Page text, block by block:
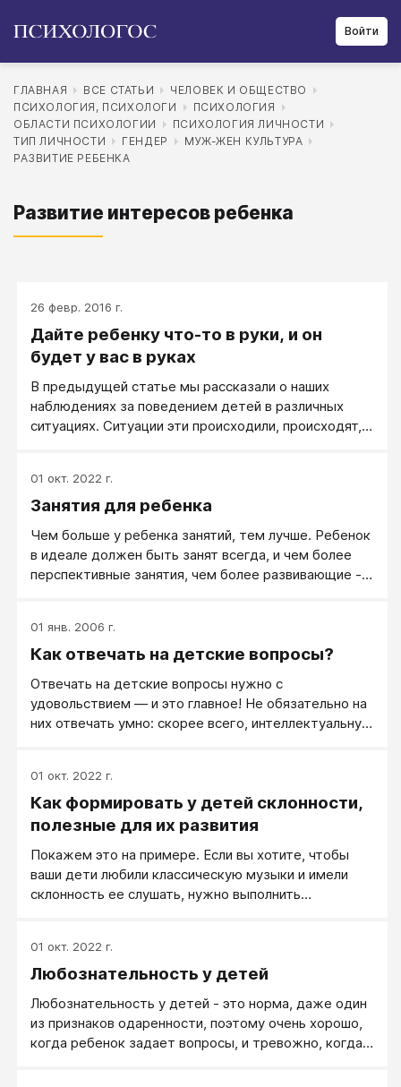
Войти
ГЛАВНАЯ ВСЕ СТАТЬИ
ЧЕЛОВЕК И ОБЩЕСТВО
ПСИХОЛОГИЯ, ПСИХОЛОГИ
ПСИХОЛОГИЯ
ОБЛАСТИ ПСИХОЛОГИИ
ПСИХОЛОГИЯ ЛИЧНОСТИ
ТИП ЛИЧНОСТИ
ГЕНДЕР
МУЖ-ЖЕН КУЛЬТУРА
РАЗВИТИЕ РЕБЕНКА
Развитие интересов ребенка
26 февр. 2016 г.
Дайте ребенку что-то в руки, и он
будет у вас в руках
В предыдущей статье мы рассказали о наших
наблюдениях за поведением детей в различных
ситуациях. Ситуации эти происходили, происходят,
01 окт. 2022 г.
Занятия для ребенка
Чем больше у ребенка занятий, тем лучше. Ребенок
в идеале должен быть занят всегда, и чем более
перспективные занятия, чем более развивающие -
хорошо.
01 янв. 2006 г.
Как отвечать на детские вопросы?
Отвечать на детские вопросы нужно с
удовольствием — и это главное! Не обязательно на
них отвечать умно: скорее всего, интеллектуальную
весело — вы ответили прекрасно. Правда, не
бойтесь своих примитивных ответов. Ребенку 4
года, он пришел к маме с вопросом, где живет Жар-
01 окт. 2022 г.
Как формировать у детей склонности,
полезные для их развития
Покажем это на примере. Если вы хотите, чтобы
ваши дети любили классическую музыки и имели
склонность ее слушать, нужно выполнить
детства это происходит, тем лучше: детские
запечатления самые прочные. Но не поздно
отличном от детского.
01 окт. 2022 г.
Любознательность у детей
Любознательность у детей - это норма, даже один
из признаков одаренности, поэтому очень хорошо,
когда ребенок задает вопросы, и тревожно, когда